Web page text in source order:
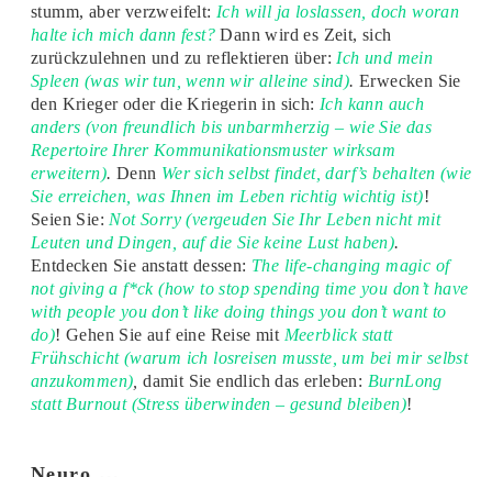
stumm, aber verzweifelt: Ich will ja loslassen, doch woran
halte ich mich dann fest?Dann wird es Zeit, sich
zurückzulehnen und zu reflektieren über: Ich und mein
Spleen (was wir tun, wenn wir alleine sind). Erwecken Sie
den Krieger oder die Kriegerin in sich: Ich kann auch
anders (von freundlich bis unbarmherzig – wie Sie das
Repertoire Ihrer Kommunikationsmuster wirksam
erweitern). Denn Wer sich selbst findet, darf’s behalten (wie
Sie erreichen, was Ihnen im Leben richtig wichtig ist)!
Seien Sie: Not Sorry (vergeuden Sie Ihr Leben nicht mit
Leuten und Dingen, auf die Sie keine Lust haben).
Entdecken Sie anstatt dessen: The life-changing magic of
not giving a f*ck (how to stop spending time you don’t have
with people you don’t like doing things you don’t want to
do)! Gehen Sie auf eine Reise mit Meerblick statt
Frühschicht (warum ich losreisen musste, um bei mir selbst
anzukommen) damit Sie endlich das erleben: BurnLong
statt Burnout (Stress überwinden – gesund bleiben)!